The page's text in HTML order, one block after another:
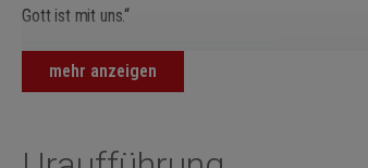
Gott ist mit uns.“
Im Stück wird aus dem Namen Emmanuel ein
Kirchenglocken aus der Ferne ertönen. Nur zwei
mehr anzeigen